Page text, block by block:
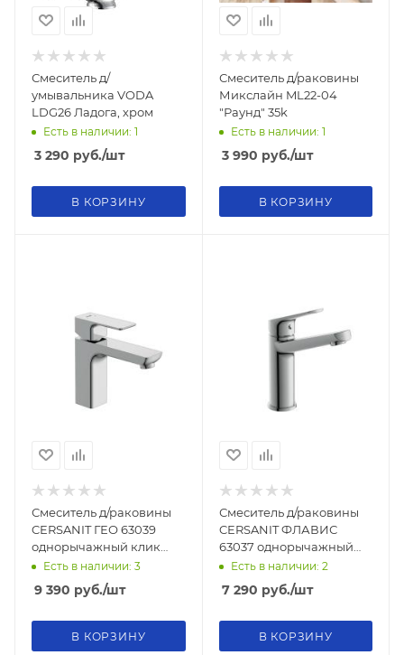
Смеситель д/
умывальника VODA
LDG26 Ладога, хром
Есть в наличии: 1
3 290 руб./шт
В КОРЗИНУ
Смеситель д/раковины
Микслайн ML22-04
"Раунд" 35k
Есть в наличии: 1
3 990 руб./шт
В КОРЗИНУ
Смеситель д/раковины
CERSANIT ГЕО 63039
однорычажный клик
клакЕсть в наличии: 3
9 390 руб./шт
В КОРЗИНУ
Смеситель д/раковины
CERSANIT ФЛАВИС
63037 однорычажный
средний
Есть в наличии: 2
7 290 руб./шт
В КОРЗИНУ